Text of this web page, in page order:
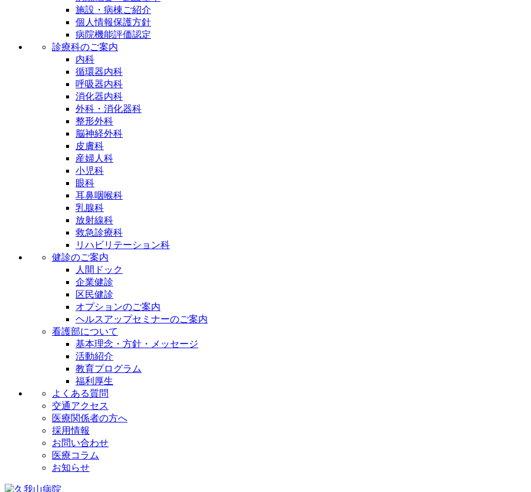
施設・病棟ご紹介
個人情報保護方針
病院機能評価認定
診療科のご案内
内科
循環器内科
呼吸器内科
消化器内科
外科・消化器科
整形外科
脳神経外科
皮膚科
産婦人科
小児科
眼科
耳鼻咽喉科
乳腺科
放射線科
救急診療科
リハビリテーション科
健診のご案内
人間ドック
企業健診
区民健診
オプションのご案内
ヘルスアップセミナーのご案内
看護部について
基本理念・方針・メッセージ
活動紹介
教育プログラム
福利厚生
よくある質問
交通アクセス
医療関係者の方へ
採用情報
お問い合わせ
医療コラム
お知らせ